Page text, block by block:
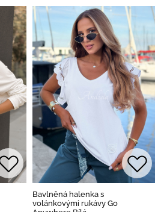
Bavlněná halenka s
volánkovými rukávy Go